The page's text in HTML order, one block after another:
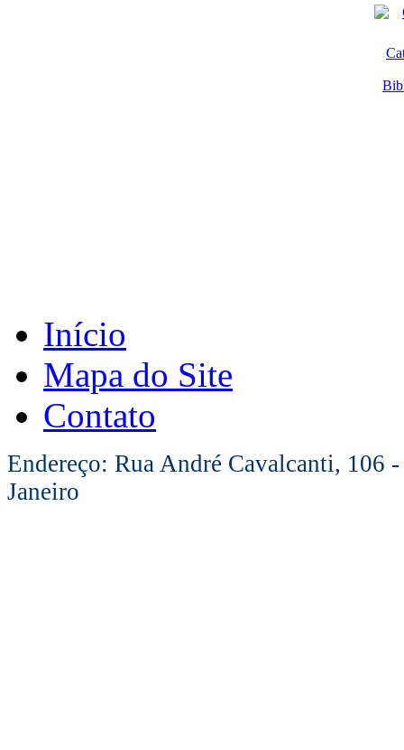
Início
Mapa do Site
Contato
Endereço: Rua André Cavalcanti, 106
Janeiro